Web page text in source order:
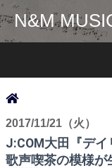
N&M
2017/11/21（火）
J:COM大田『デ
歌声喫茶の模様が